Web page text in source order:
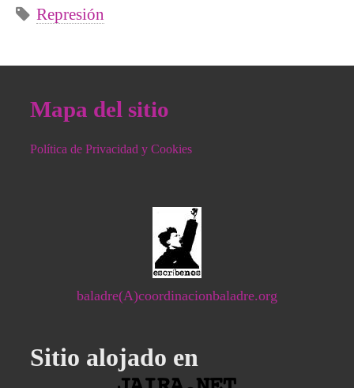
Represión
Mapa del sitio
Política de Privacidad y Cookies
baladre(A)coordinacionbaladre.org
Sitio alojado en